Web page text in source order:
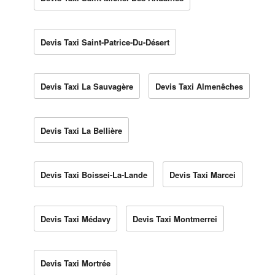
Devis Taxi Saint-Patrice-Du-Désert
Devis Taxi La Sauvagère Devis Taxi Almenêches
Devis Taxi La Bellière
Devis Taxi Boissei-La-Lande Devis Taxi Marcei
Devis Taxi Médavy Devis Taxi Montmerrei
Devis Taxi Mortrée